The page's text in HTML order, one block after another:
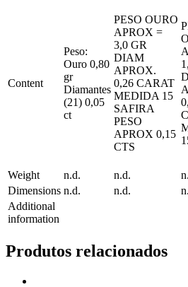
Content
Peso:
Ouro 0,80
gr
Diamantes
(21) 0,05
ct
PESO OURO
APROX =
3,0 GR
DIAM
APROX.
0,26 CARAT
MEDIDA 15
SAFIRA
PESO
APROX 0,15
CTS
Weight n.d. n.d.
Dimensions n.d. n.d.
Additional
information
Produtos relacionados